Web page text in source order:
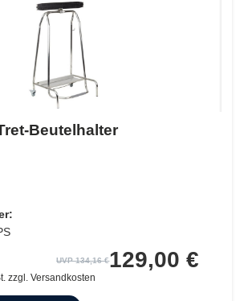
Beutelhalter
UVP 134,16 €129,00 €
zzgl. Versandkosten